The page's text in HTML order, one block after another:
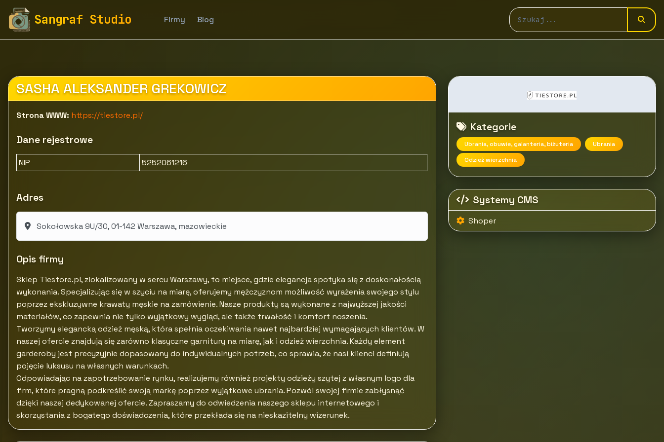
Sangraf Studio Firmy Blog
fototapety-sangraf.pl Firmy
Krawaty męskie na zamówienie Warszawa | Sklep internetowy Tiestore.pl
SASHA ALEKSANDER GREKOWICZ
Strona WWW: https://tiestore.pl/
Dane rejestrowe
NIP 5252061216
Adres
Sokołowska 9U/30, 01-142 Warszawa, mazowieckie
Opis firmy
Sklep Tiestore.pl, zlokalizowany w sercu Warszawy, to miejsce, gdzie elegancja spotyka się z doskonałością
wykonania. Specjalizując się w szyciu na miarę, oferujemy mężczyznom możliwość wyrażenia swojego stylu
poprzez ekskluzywne krawaty męskie na zamówienie. Nasze produkty są wykonane z najwyższej jakości
materiałów, co zapewnia nie tylko wyjątkowy wygląd, ale także trwałość i komfort noszenia.
Tworzymy elegancką odzież męską, która spełnia oczekiwania nawet najbardziej wymagających klientów. W
naszej ofercie znajdują się zarówno klasyczne garnitury na miarę, jak i odzież wierzchnia. Każdy element
garderoby jest precyzyjnie dopasowany do indywidualnych potrzeb, co sprawia, że nasi klienci definiują
pojęcie luksusu na własnych warunkach.
Odpowiadając na zapotrzebowanie rynku, realizujemy również projekty odzieży szytej z własnym logo dla
firm, które pragną podkreślić swoją markę poprzez wyjątkowe ubrania. Pozwól swojej firmie zabłysnąć
dzięki naszej dedykowanej ofercie. Zapraszamy do odwiedzenia naszego sklepu internetowego i
skorzystania z bogatego doświadczenia, które przekłada się na nieskazitelny wizerunek.
Kategorie
Ubrania, obuwie, galanteria, biżuteria
Ubrania
Odzież wierzchnia
Systemy CMS
Shoper